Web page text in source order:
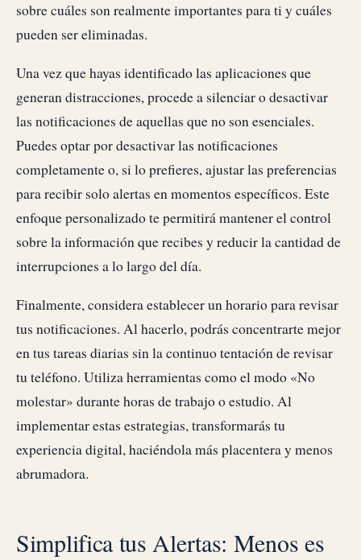
sobre cuáles son realmente importantes para ti y cuáles
pueden ser eliminadas.
Una vez que hayas identificado las aplicaciones que
generan distracciones, procede a silenciar o desactivar
las notificaciones de aquellas que no son esenciales.
Puedes optar por desactivar las notificaciones
completamente o, si lo prefieres, ajustar las preferencias
para recibir solo alertas en momentos específicos. Este
enfoque personalizado te permitirá mantener el control
sobre la información que recibes y reducir la cantidad de
interrupciones a lo largo del día.
Finalmente, considera establecer un horario para revisar
tus notificaciones. Al hacerlo, podrás concentrarte mejor
en tus tareas diarias sin la continuo tentación de revisar
tu teléfono. Utiliza herramientas como el modo «No
molestar» durante horas de trabajo o estudio. Al
implementar estas estrategias, transformarás tu
experiencia digital, haciéndola más placentera y menos
abrumadora.
Simplifica tus Alertas: Menos es